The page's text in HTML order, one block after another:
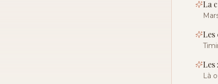
La
Les
Les
Là